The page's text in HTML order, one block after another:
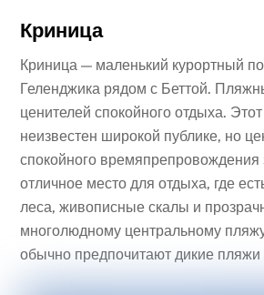
Криница
Криница — маленький курортный
Геленджика рядом с Беттой.
ценителей спокойного отдыха.
неизвестен широкой публике, но
спокойного времяпрепровождения
отличное место для отдыха, где
леса, живописные скалы и
многолюдному центральному
обычно предпочитают дикие пляжи